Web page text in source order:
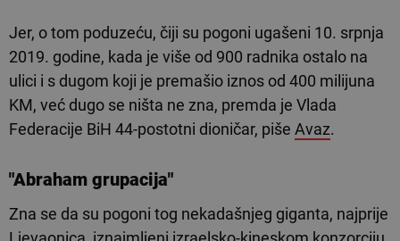
Jer, o tom poduzeću, čiji su pogoni ugašeni 10. srpnja
2019. godine, kada je više od 900 radnika ostalo na
ulici i s dugom koji je premašio iznos od 400 milijuna
KM, već dugo se ništa ne zna, premda je Vlada
Federacije BiH 44-postotni dioničar, piše Avaz.
"Abraham grupacija"
Zna se da su pogoni tog nekadašnjeg giganta, najprije